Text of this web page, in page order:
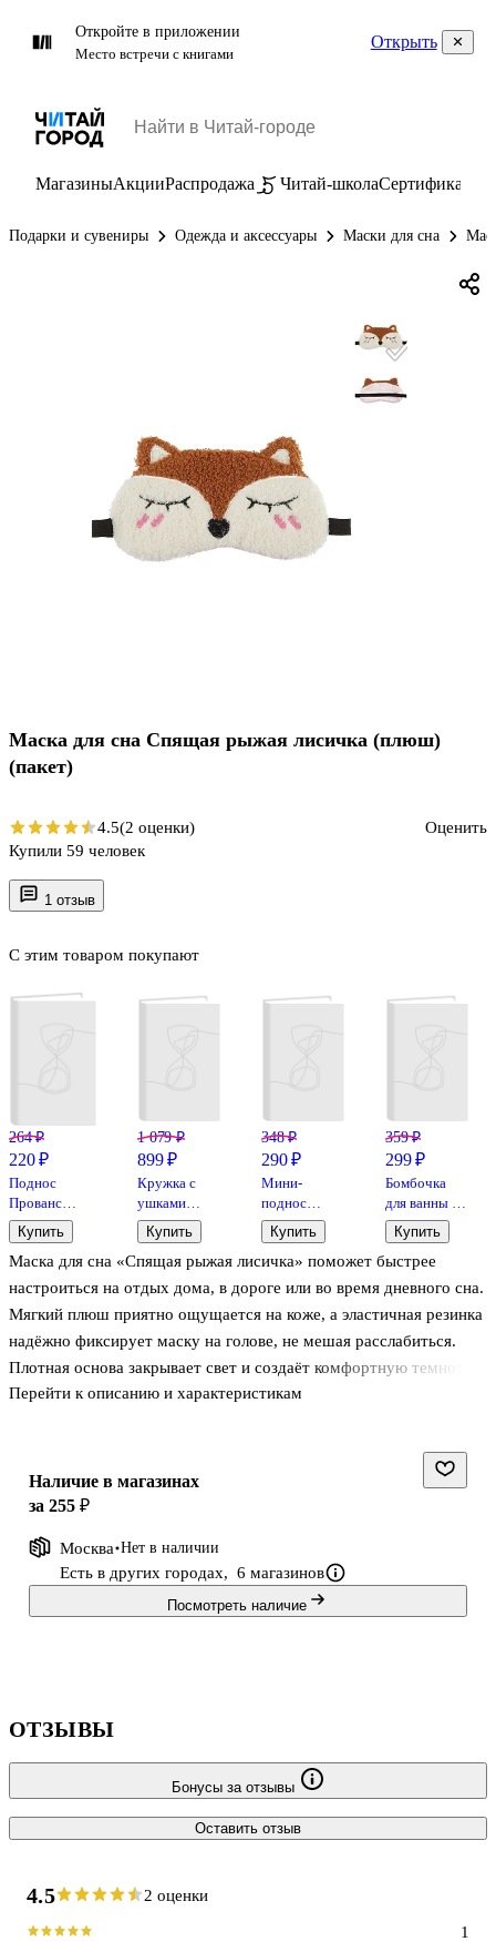
Откройте в приложении
Место встречи с книгами
Открыть
МагазиныАкцииРаспродажа Читай-школаСертификаты
Подарки и сувениры Одежда и аксессуары Маски для сна
1 отзыв
Маска для сна «Спящая рыжая лисичка» поможет быстрее
настроиться на отдых дома, в дороге или во время дневного сна.
Мягкий плюш приятно ощущается на коже, а эластичная резинка
надёжно фиксирует маску на голове, не мешая расслабиться.
Плотная основа закрывает свет и создаёт комфортную темноту,
чтобы глаза меньше уставали. Маска для сна подойдёт детям от
Перейти к описанию и характеристикам
С этим товаром покупают
264 ₽
220 ₽
Поднос
Прованс
глянцевый
(металл)
(21х14)
Купить
1 079 ₽
899 ₽
Кружка с
ушками
Лисичка
спящая
(керамика)
(300мл) (12-
Купить
348 ₽
290 ₽
Мини-
поднос
Десерты
матовый
(металл)
(21х17) (12-
03141-11-2)
Купить
359 ₽
299 ₽
Бомбочка
для ванны с
аффирмацией
Кролики
(Аура мечты)
(150 г)
Купить
Маска для сна Спящая рыжая лисичка (плюш)
(пакет)
4.5(2 оценки)
Оценить
Купили 59 человек
Наличие в магазинах
за 255 ₽
Москва Нет в наличии
Есть в других городах, 6 магазинов
Посмотреть наличие
ОТЗЫВЫ
Бонусы за отзывы
Оставить отзыв
4.5 2 оценки
1